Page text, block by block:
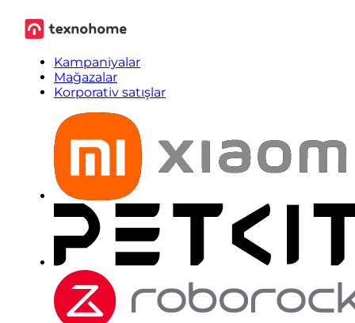
Kampaniyalar
Mağazalar
Korporativ satışlar